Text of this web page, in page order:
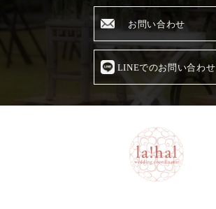
お問い合わせ
LINEでのお問い合わせ